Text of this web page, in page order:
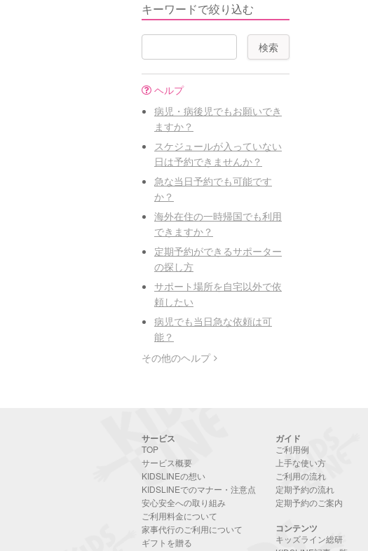
キーワードで絞り込む
ヘルプ
病児・病後児でもお願いでき
ますか？
スケジュールが入っていない
日は予約できませんか？
急な当日予約でも可能です
か？
海外在住の一時帰国でも利用
できますか？
定期予約ができるサポーター
の探し方
サポート場所を自宅以外で依
頼したい
病児でも当日急な依頼は可
能？
その他のヘルプ
サービス
TOP
サービス概要
KIDSLINEの想い
KIDSLINEでのマナー・注意点
安心安全への取り組み
ご利用料金について
家事代行のご利用について
ギフトを贈る
ガイド
ご利用例
上手な使い方
ご利用の流れ
定期予約の流れ
定期予約のご案内
コンテンツ
キッズライン総研